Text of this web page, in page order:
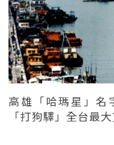
高雄「哈瑪星」名
「打狗驛」全台最